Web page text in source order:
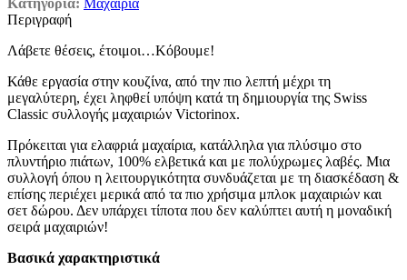
Κατηγορία: Μαχαίρια
Περιγραφή
Λάβετε θέσεις, έτοιμοι…Κόβουμε!
Κάθε εργασία στην κουζίνα, από την πιο λεπτή μέχρι τη
μεγαλύτερη, έχει ληφθεί υπόψη κατά τη δημιουργία της Swiss
Classic συλλογής μαχαιριών Victorinox.
Πρόκειται για ελαφριά μαχαίρια, κατάλληλα για πλύσιμο στο
πλυντήριο πιάτων, 100% ελβετικά και με πολύχρωμες λαβές. Μια
συλλογή όπου η λειτουργικότητα συνδυάζεται με τη διασκέδαση &
επίσης περιέχει μερικά από τα πιο χρήσιμα μπλοκ μαχαιριών και
σετ δώρου. Δεν υπάρχει τίποτα που δεν καλύπτει αυτή η μοναδική
σειρά μαχαιριών!
Βασικά χαρακτηριστικά